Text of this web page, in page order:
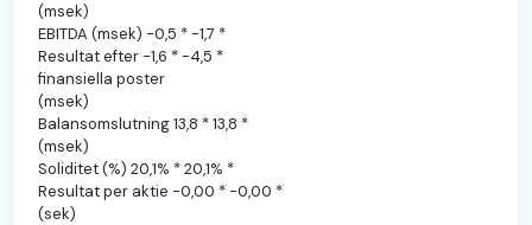
(msek)
EBITDA (msek) -0,5 * -1,7 *
Resultat efter -1,6 * -4,5 *
finansiella poster
(msek)
Balansomslutning 13,8 * 13,8 *
(msek)
Soliditet (%) 20,1% * 20,1% *
Resultat per aktie -0,00 * -0,00 *
(sek)